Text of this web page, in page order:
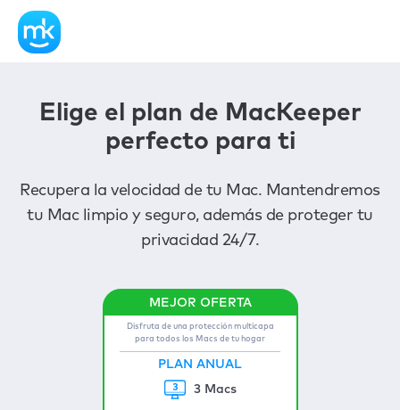
Elige el plan de MacKeeper
perfecto para ti
Recupera la velocidad de tu Mac. Mantendremos
tu Mac limpio y seguro, además de proteger tu
privacidad 24/7.
Disfruta de una protección multicapa
para todos los Macs de tu hogar
PLAN ANUAL
3 Macs